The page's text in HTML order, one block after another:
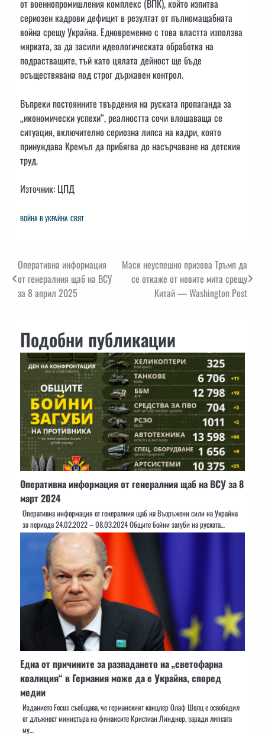
от военнопромишления комплекс (ВПК), който изпитва
сериозен кадрови дефицит в резултат от пълномащабната
война срещу Украйна. Едновременно с това властта използва
мярката, за да засили идеологическата обработка на
подрастващите, тъй като цялата дейност ще бъде
осъществявана под строг държавен контрол.
Въпреки постоянните твърдения на руската пропаганда за
„икономически успехи“, реалността сочи влошаваща се
ситуация, включително сериозна липса на кадри, която
принуждава Кремъл да прибягва до насърчаване на детския
труд.
Източник: ЦПД
ВОЙНА В УКРАЙНА СВЯТ
Навигация
Оперативна информация
от генералния щаб на ВСУ
за 8 април 2025
Маск неуспешно призова Тръмп да
се откаже от новите мита срещу
Китай — Washington Post
Подобни публикации
Оперативна информация от генералния щаб на ВСУ за 8
март 2024
Оперативна информация от генералния щаб на Въоръжени сили на Украйна
за периода 24.02.2022 – 08.03.2024 Общите бойни загуби на руската…
Една от причините за разпадането на „светофарна
коалиция“ в Германия може да е Украйна, според
медии
Изданието Focus съобщава, че германският канцлер Олаф Шолц е освободил
от длъжност министъра на финансите Кристиан Линднер, заради липсата
му…